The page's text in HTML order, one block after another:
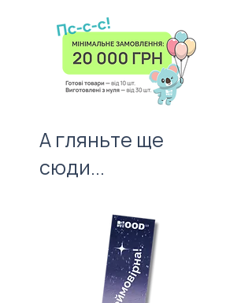
святковий настрій адресату. І не
забудьте про листівку —
важливий атрибут першого
враження!
А гляньте ще
сюди...